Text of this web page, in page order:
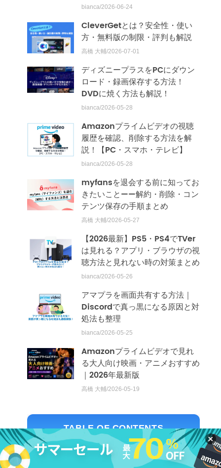
bianca/2026-06-24
CleverGetとは？安全性・使い
方・無料版の制限・評判も解説
高橋 大輔/2026-07-01
ディズニープラスをPCにダウン
ロード・録画保存する方法！
DVDに焼く方法も解説！
bianca/2026-05-28
Amazonプライムビデオの視聴
履歴を確認、削除する方法を解
説！【PC・スマホ・テレビ】
bianca/2026-05-28
myfansを退会する前に知ってお
きたいこと——解約・削除・コン
テンツ保存の手順まとめ
高橋 大輔/2026-05-27
【2026最新】PS5・PS4でTVer
は見れる？アプリ・ブラウザの視
聴方法と見れない時の対策まとめ
bianca/2026-05-26
アマプラを画面共有する方法｜
Discordで真っ黒になる原因と対
処法も整理
bianca/2026-05-25
Amazonプライムビデオで見れ
る大人向け映画・アニメおすすめ
｜2026年最新版
高橋 大輔/2026-05-19
TABLE OF CONTENTS
TVerで広告ブロック・CMカットできる